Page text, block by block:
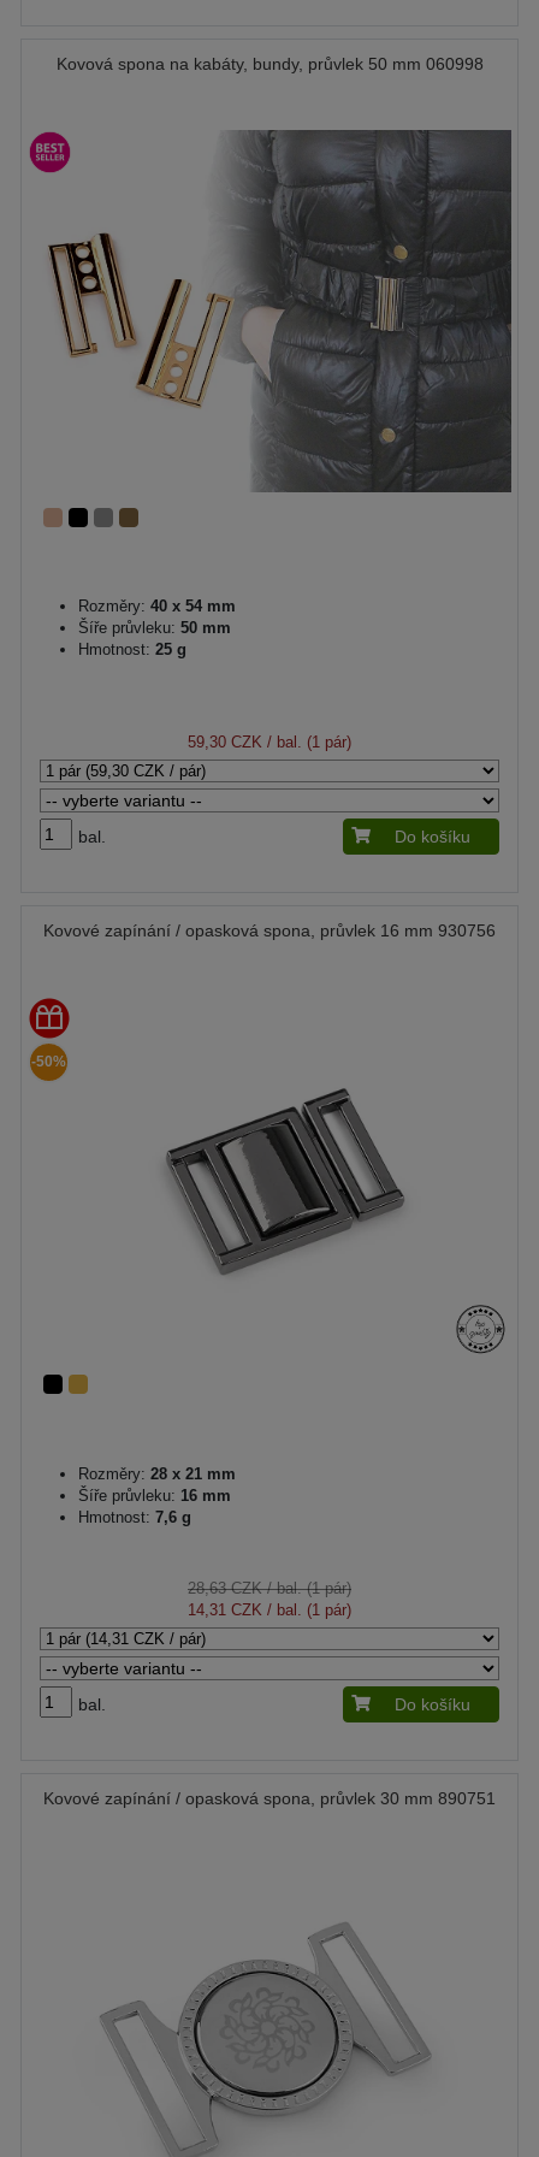
Kovová spona na kabáty, bundy, průvlek 50 mm 060998
Rozměry: 40 x 54 mm
Šíře průvleku: 50 mm
Hmotnost: 25 g
59,30 CZK / bal. (1 pár)
bal. Do košíku
Kovové zapínání / opasková spona, průvlek 16 mm 930756
-50%
Rozměry: 28 x 21 mm
Šíře průvleku: 16 mm
Hmotnost: 7,6 g
28,63 CZK/ bal. (1 pár)
14,31 CZK / bal. (1 pár)
bal. Do košíku
Kovové zapínání / opasková spona, průvlek 30 mm 890751